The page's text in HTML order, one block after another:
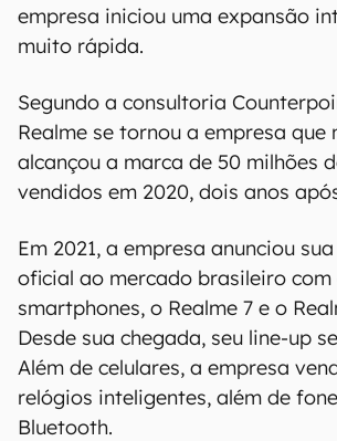
empresa iniciou uma expansão
muito rápida.
Segundo a consultoria
Realme se tornou a empresa que
alcançou a marca de 50 milhões
vendidos em 2020, dois anos
Em 2021, a empresa anunciou
oficial ao mercado brasileiro com
smartphones, o Realme 7 e o
Desde sua chegada, seu line-up
Além de celulares, a empresa
relógios inteligentes, além de
Bluetooth.